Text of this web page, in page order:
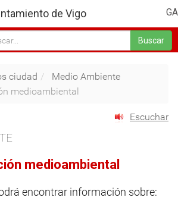
GA
de Vigo
Buscar
ciudad
Medio Ambiente
medioambiental
Escuchar
medioambiental
encontrar información sobre: